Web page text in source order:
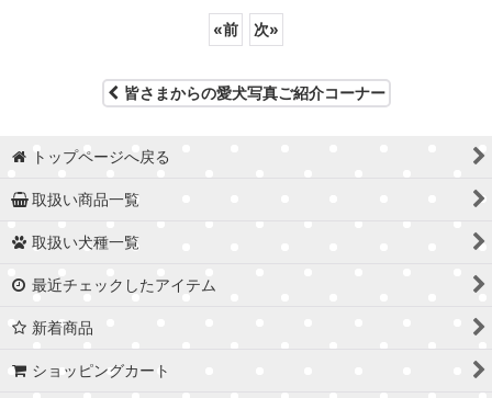
«前 次»
皆さまからの愛犬写真ご紹介コーナー
トップページへ戻る
取扱い商品一覧
取扱い犬種一覧
最近チェックしたアイテム
新着商品
ショッピングカート